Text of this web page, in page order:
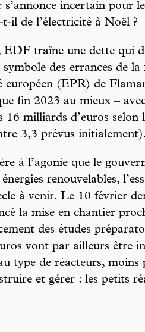
s’annonce incertain pour
il de l’électricité à Noël ?
EDF traîne une dette qui
des errances de
européen (EPR) de
fin 2023 au mieux –
milliards d’euros selon
3,3 prévus initialement).
à l’agonie que le
renouvelables,
à venir. Le 10 février
la mise en chantier
des études
vont par ailleurs être
type de réacteurs, moins
et gérer : les petits